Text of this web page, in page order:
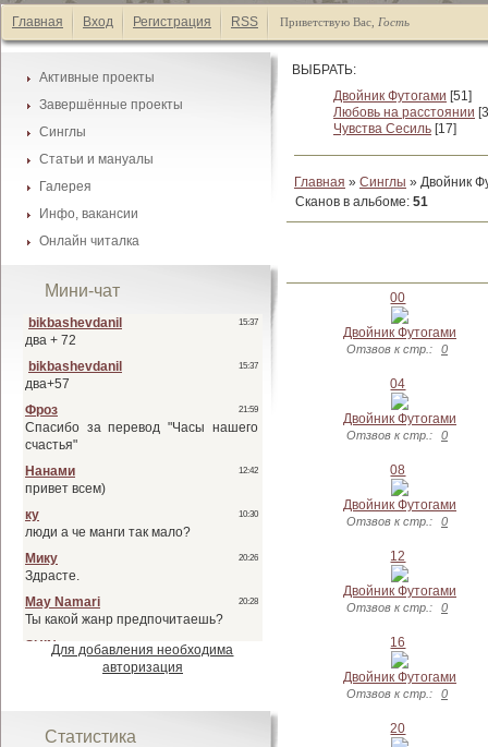
Главная Вход Регистрация RSS Приветствую Вас Гость
Активные проекты
Каталог манги
Список А-Я
Завершённые проекты
Каталог манги
Список А-Я
Синглы
Каталог манги
Список А-Я
Статьи и мануалы
Каталог статей
Список А-Я
Галерея
Галеея фонов
Галеея скринтонов
Инфо, вакансии
Наши друзья
Наши баннеры
Вакансии
Онлайн читалка
Завершённые проекты
Синглы
Мини-чат
Для добавления необходима
авторизация
Статистика
ВЫБРАТЬ:
Двойник Футогами [51]
Любовь на расстоянии
Чувства Сесиль [17]
Главная » Синглы » Двойник
Сканов в альбоме: 51
00
Двойник Футогами
Отзвов к стр.: 0
04
Двойник Футогами
Отзвов к стр.: 0
08
Двойник Футогами
Отзвов к стр.: 0
12
Двойник Футогами
Отзвов к стр.: 0
16
Двойник Футогами
Отзвов к стр.: 0
20